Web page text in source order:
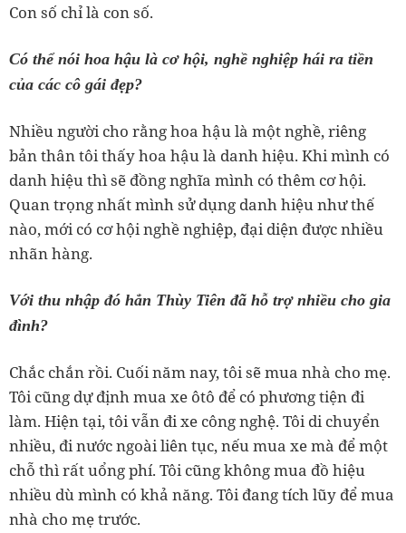
Con số chỉ là con số.
Có thể nói hoa hậu là cơ hội, nghề nghiệp hái ra tiền
của các cô gái đẹp?
Nhiều người cho rằng hoa hậu là một nghề, riêng
bản thân tôi thấy hoa hậu là danh hiệu. Khi mình có
danh hiệu thì sẽ đồng nghĩa mình có thêm cơ hội.
Quan trọng nhất mình sử dụng danh hiệu như thế
nào, mới có cơ hội nghề nghiệp, đại diện được nhiều
nhãn hàng.
Với thu nhập đó hẳn Thùy Tiên đã hỗ trợ nhiều cho gia
đình?
Chắc chắn rồi. Cuối năm nay, tôi sẽ mua nhà cho mẹ.
Tôi cũng dự định mua xe ôtô để có phương tiện đi
làm. Hiện tại, tôi vẫn đi xe công nghệ. Tôi di chuyển
nhiều, đi nước ngoài liên tục, nếu mua xe mà để một
chỗ thì rất uổng phí. Tôi cũng không mua đồ hiệu
nhiều dù mình có khả năng. Tôi đang tích lũy để mua
nhà cho mẹ trước.